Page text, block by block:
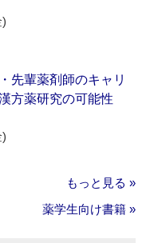
先輩薬剤師のキャリ
方薬研究の可能性
もっと見る »
薬学生向け書籍 »